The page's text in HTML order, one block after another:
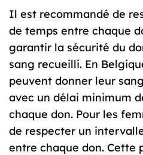
Il est recommandé de
de temps entre chaque
garantir la sécurité du
sang recueilli. En
peuvent donner leur
avec un délai minimum
chaque don. Pour les
de respecter un
entre chaque don. Cette